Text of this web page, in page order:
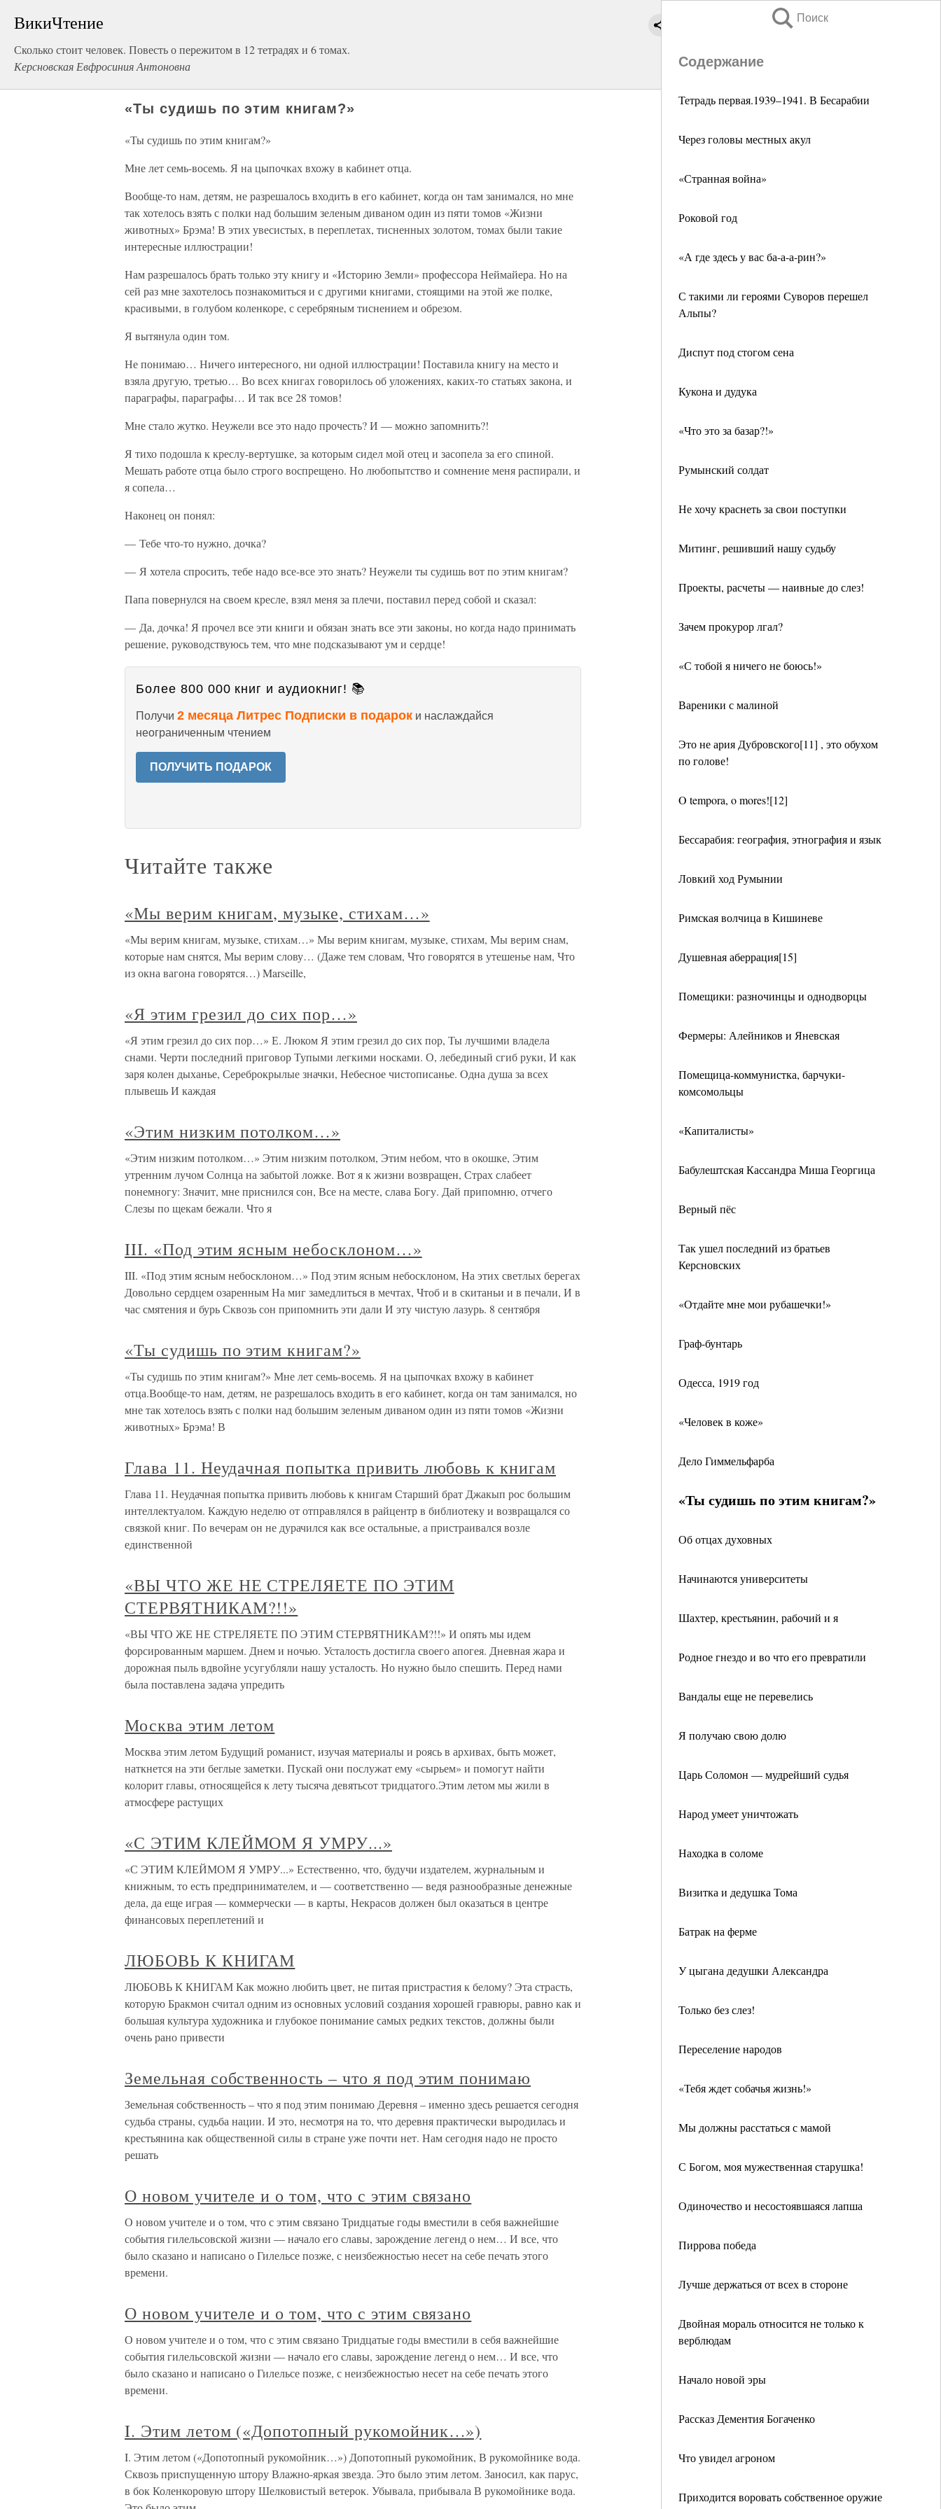
ВикиЧтение
Сколько стоит человек. Повесть о пережитом в 12 тетрадях и 6 томах.
Керсновская Евфросиния Антоновна
Поиск
Содержание
Тетрадь первая.1939–1941. В Бесарабии
Через головы местных акул
«Странная война»
Роковой год
«А где здесь у вас ба-а-а-рин?»
С такими ли героями Суворов перешел
Альпы?
Диспут под стогом сена
Кукона и дудука
«Что это за базар?!»
Румынский солдат
Не хочу краснеть за свои поступки
Митинг, решивший нашу судьбу
Проекты, расчеты — наивные до слез!
Зачем прокурор лгал?
«С тобой я ничего не боюсь!»
Вареники с малиной
Это не ария Дубровского[11] , это обухом
по голове!
O tempora, o mores![12]
Бессарабия: география, этнография и язык
Ловкий ход Румынии
Римская волчица в Кишиневе
Душевная аберрация[15]
Помещики: разночинцы и однодворцы
Фермеры: Алейников и Яневская
Помещица-коммунистка, барчуки-
комсомольцы
«Капиталисты»
Бабулештская Кассандра Миша Георгица
Верный пёс
Так ушел последний из братьев
Керсновских
«Отдайте мне мои рубашечки!»
Граф-бунтарь
Одесса, 1919 год
«Человек в коже»
Дело Гиммельфарба
«Ты судишь по этим книгам?»
Об отцах духовных
Начинаются университеты
Шахтер, крестьянин, рабочий и я
Родное гнездо и во что его превратили
Вандалы еще не перевелись
Я получаю свою долю
Царь Соломон — мудрейший судья
Народ умеет уничтожать
Находка в соломе
Визитка и дедушка Тома
Батрак на ферме
У цыгана дедушки Александра
Только без слез!
Переселение народов
«Тебя ждет собачья жизнь!»
Мы должны расстаться с мамой
С Богом, моя мужественная старушка!
Одиночество и несостоявшаяся лапша
Пиррова победа
Лучше держаться от всех в стороне
Двойная мораль относится не только к
верблюдам
Начало новой эры
Рассказ Дементия Богаченко
Что увидел агроном
Приходится воровать собственное оружие
«Ты судишь по этим книгам?»
«Ты судишь по этим книгам?»
Мне лет семь-восемь. Я на цыпочках вхожу в кабинет отца.
Вообще-то нам, детям, не разрешалось входить в его кабинет, когда он там занимался, но мне
так хотелось взять с полки над большим зеленым диваном один из пяти томов «Жизни
животных» Брэма! В этих увесистых, в переплетах, тисненных золотом, томах были такие
интересные иллюстрации!
Нам разрешалось брать только эту книгу и «Историю Земли» профессора Неймайера. Но на
сей раз мне захотелось познакомиться и с другими книгами, стоящими на этой же полке,
красивыми, в голубом коленкоре, с серебряным тиснением и обрезом.
Я вытянула один том.
Не понимаю… Ничего интересного, ни одной иллюстрации! Поставила книгу на место и
взяла другую, третью… Во всех книгах говорилось об уложениях, каких-то статьях закона, и
параграфы, параграфы… И так все 28 томов!
Мне стало жутко. Неужели все это надо прочесть? И — можно запомнить?!
Я тихо подошла к креслу-вертушке, за которым сидел мой отец и засопела за его спиной.
Мешать работе отца было строго воспрещено. Но любопытство и сомнение меня распирали, и
я сопела…
Наконец он понял:
— Тебе что-то нужно, дочка?
— Я хотела спросить, тебе надо все-все это знать? Неужели ты судишь вот по этим книгам?
Папа повернулся на своем кресле, взял меня за плечи, поставил перед собой и сказал:
— Да, дочка! Я прочел все эти книги и обязан знать все эти законы, но когда надо принимать
решение, руководствуюсь тем, что мне подсказывают ум и сердце!
Более 800 000 книг и аудиокниг! 📚
Получи 2 месяца Литрес Подписки в подарок и наслаждайся
неограниченным чтением
ПОЛУЧИТЬ ПОДАРОК
Читайте также
«Мы верим книгам, музыке, стихам…»
«Мы верим книгам, музыке, стихам…» Мы верим книгам, музыке, стихам, Мы верим снам,
которые нам снятся, Мы верим слову… (Даже тем словам, Что говорятся в утешенье нам, Что
из окна вагона говорятся…) Marseille,
«Я этим грезил до сих пор…»
«Я этим грезил до сих пор…» Е. Люком Я этим грезил до сих пор, Ты лучшими владела
снами. Черти последний приговор Тупыми легкими носками. О, лебединый сгиб руки, И как
заря колен дыханье, Сереброкрылые значки, Небесное чистописанье. Одна душа за всех
плывешь И каждая
«Этим низким потолком…»
«Этим низким потолком…» Этим низким потолком, Этим небом, что в окошке, Этим
утренним лучом Солнца на забытой ложке. Вот я к жизни возвращен, Страх слабеет
понемногу: Значит, мне приснился сон, Все на месте, слава Богу. Дай припомню, отчего
Слезы по щекам бежали. Что я
III. «Под этим ясным небосклоном…»
III. «Под этим ясным небосклоном…» Под этим ясным небосклоном, На этих светлых берегах
Довольно сердцем озаренным На миг замедлиться в мечтах, Чтоб и в скитаньи и в печали, И в
час смятения и бурь Сквозь сон припомнить эти дали И эту чистую лазурь. 8 сентября
«Ты судишь по этим книгам?»
«Ты судишь по этим книгам?» Мне лет семь-восемь. Я на цыпочках вхожу в кабинет
отца.Вообще-то нам, детям, не разрешалось входить в его кабинет, когда он там занимался, но
мне так хотелось взять с полки над большим зеленым диваном один из пяти томов «Жизни
животных» Брэма! В
Глава 11. Неудачная попытка привить любовь к книгам
Глава 11. Неудачная попытка привить любовь к книгам Старший брат Джакып рос большим
интеллектуалом. Каждую неделю от отправлялся в райцентр в библиотеку и возвращался со
связкой книг. По вечерам он не дурачился как все остальные, а пристраивался возле
единственной
«ВЫ ЧТО ЖЕ НЕ СТРЕЛЯЕТЕ ПО ЭТИМ
СТЕРВЯТНИКАМ?!!»
«ВЫ ЧТО ЖЕ НЕ СТРЕЛЯЕТЕ ПО ЭТИМ СТЕРВЯТНИКАМ?!!» И опять мы идем
форсированным маршем. Днем и ночью. Усталость достигла своего апогея. Дневная жара и
дорожная пыль вдвойне усугубляли нашу усталость. Но нужно было спешить. Перед нами
была поставлена задача упредить
Москва этим летом
Москва этим летом Будущий романист, изучая материалы и роясь в архивах, быть может,
наткнется на эти беглые заметки. Пускай они послужат ему «сырьем» и помогут найти
колорит главы, относящейся к лету тысяча девятьсот тридцатого.Этим летом мы жили в
атмосфере растущих
«С ЭТИМ КЛЕЙМОМ Я УМРУ...»
«С ЭТИМ КЛЕЙМОМ Я УМРУ...» Естественно, что, будучи издателем, журнальным и
книжным, то есть предпринимателем, и — соответственно — ведя разнообразные денежные
дела, да еще играя — коммерчески — в карты, Некрасов должен был оказаться в центре
финансовых переплетений и
ЛЮБОВЬ К КНИГАМ
ЛЮБОВЬ К КНИГАМ Как можно любить цвет, не питая пристрастия к белому? Эта страсть,
которую Бракмон считал одним из основных условий создания хорошей гравюры, равно как и
большая культура художника и глубокое понимание самых редких текстов, должны были
очень рано привести
Земельная собственность – что я под этим понимаю
Земельная собственность – что я под этим понимаю Деревня – именно здесь решается сегодня
судьба страны, судьба нации. И это, несмотря на то, что деревня практически выродилась и
крестьянина как общественной силы в стране уже почти нет. Нам сегодня надо не просто
решать
О новом учителе и о том, что с этим связано
О новом учителе и о том, что с этим связано Тридцатые годы вместили в себя важнейшие
события гилельсовской жизни — начало его славы, зарождение легенд о нем… И все, что
было сказано и написано о Гилельсе позже, с неизбежностью несет на себе печать этого
времени.
О новом учителе и о том, что с этим связано
О новом учителе и о том, что с этим связано Тридцатые годы вместили в себя важнейшие
события гилельсовской жизни — начало его славы, зарождение легенд о нем… И все, что
было сказано и написано о Гилельсе позже, с неизбежностью несет на себе печать этого
времени.
I. Этим летом («Допотопный рукомойник…»)
I. Этим летом («Допотопный рукомойник…») Допотопный рукомойник, В рукомойнике вода.
Сквозь приспущенную штору Влажно-яркая звезда. Это было этим летом. Заносил, как парус,
в бок Коленкоровую штору Шелковистый ветерок. Убывала, прибывала В рукомойнике вода.